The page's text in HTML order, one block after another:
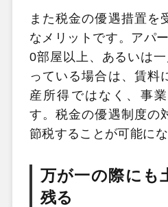
また税金の優遇措置を
なメリットです。アパ
0部屋以上、あるいは
っている場合は、賃料
産所得ではなく、事
す。税金の優遇制度の
節税することが可能にな
万が一の際にも
残る